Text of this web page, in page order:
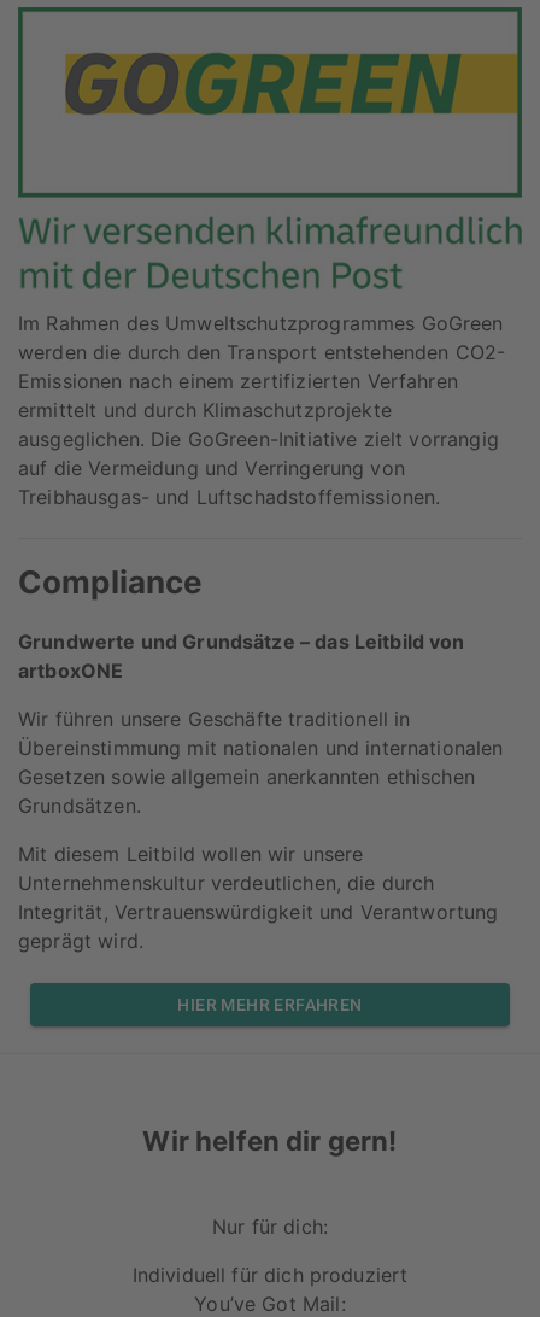
Im Rahmen des Umweltschutzprogrammes GoGreen
werden die durch den Transport entstehenden CO2-
Emissionen nach einem zertifizierten Verfahren
ermittelt und durch Klimaschutzprojekte
ausgeglichen. Die GoGreen-Initiative zielt vorrangig
auf die Vermeidung und Verringerung von
Treibhausgas- und Luftschadstoffemissionen.
Compliance
Grundwerte und Grundsätze – das Leitbild von
artboxONE
Wir führen unsere Geschäfte traditionell in
Übereinstimmung mit nationalen und internationalen
Gesetzen sowie allgemein anerkannten ethischen
Grundsätzen.
Mit diesem Leitbild wollen wir unsere
Unternehmenskultur verdeutlichen, die durch
Integrität, Vertrauenswürdigkeit und Verantwortung
geprägt wird.
HIER MEHR ERFAHREN
Wir helfen dir gern!
Nur für dich:
Individuell für dich produziert
You’ve Got Mail: